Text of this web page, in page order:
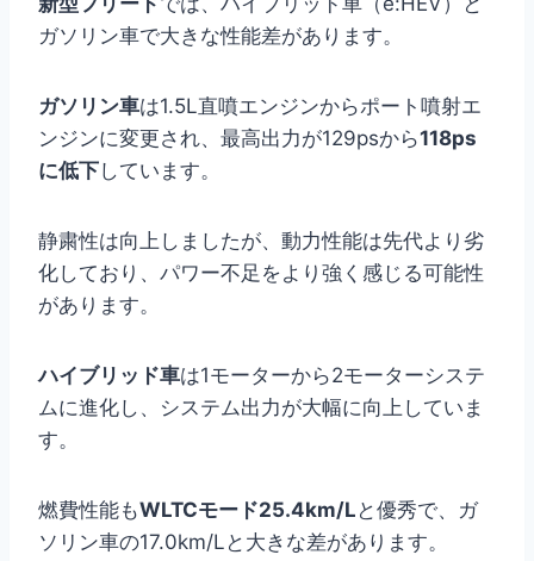
ガソリン車で大きな性能差があります。
ガソリン車は1.5L直噴エンジンからポート噴射エ
ンジンに変更され、最高出力が129psから118ps
に低下しています。
静粛性は向上しましたが、動力性能は先代より劣
化しており、パワー不足をより強く感じる可能性
があります。
ハイブリッド車は1モーターから2モーターシステ
ムに進化し、システム出力が大幅に向上していま
す。
燃費性能もWLTCモード25.4km/L と優秀で、ガ
ソリン車の17.0km/Lと大きな差があります。